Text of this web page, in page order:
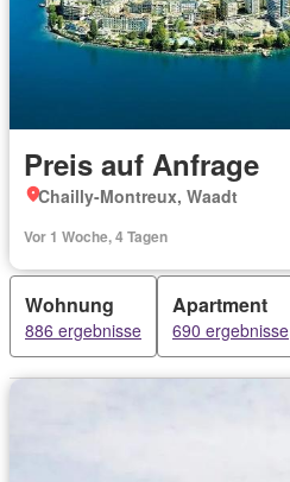
Preis auf Anfrage
Chailly-Montreux, Waadt
Vor 1 Woche, 4 Tagen
Wohnung
886 ergebnisse
Apartment
690 ergebnisse